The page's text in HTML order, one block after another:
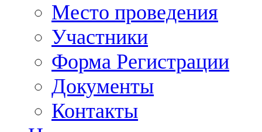
Место проведения
Участники
Форма Регистрации
Документы
Контакты